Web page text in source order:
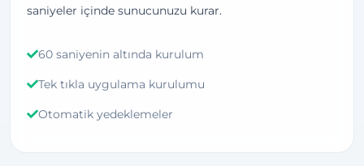
saniyeler içinde sunucunuzu kurar.
60 saniyenin altında kurulum
Tek tıkla uygulama kurulumu
Otomatik yedeklemeler